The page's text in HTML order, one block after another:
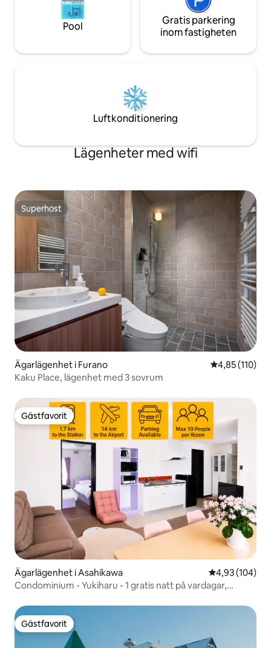
av natthimlen i Biei medan du tittar på
stjärnhimlen!Det finns kullar (nordvästra
kullar och Ken och Mary-träd) för att
promenad bort, och en blå damm och
omgivningen, Asahiyama Zoo och
rekommenderar nätter i följd!!!Detta är
det bästa stället att bo på för hela
Kamikawa-gun, Hokkaido
Pool
Gratis parkering
inom fastigheten
Luftkonditionering
Lägenheter med wifi
Superhost
Superhost
Ägarlägenhet i Furano 4,85 av 5 i
4,85 (110)
Kaku Place, lägenhet med 3 sovrum
Gästfavorit
Gästfavorit
Ägarlägenhet i Asahikawa 4,93 av 5 i
4,93 (104)
Condominium - Yukiharu - 1 gratis natt på vardagar,
charterstuga för upp till 10 personer i ett rum.
Gästfavorit
Gästfavorit